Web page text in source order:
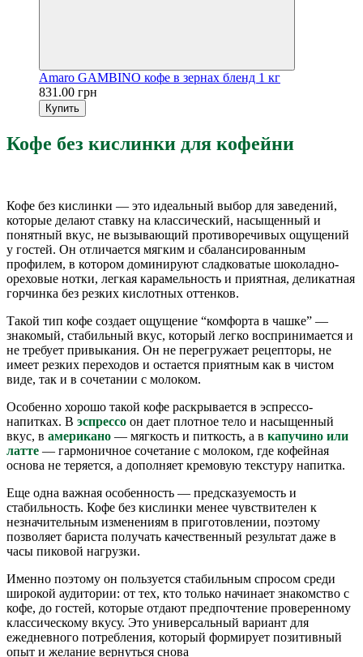
Amaro GAMBINO кофе в зернах бленд 1 кг
831.00 грн
Купить
Кофе без кислинки для кофейни
Кофе без кислинки — это идеальный выбор для заведений,
которые делают ставку на классический, насыщенный и
понятный вкус, не вызывающий противоречивых ощущений
у гостей. Он отличается мягким и сбалансированным
профилем, в котором доминируют сладковатые шоколадно-
ореховые нотки, легкая карамельность и приятная, деликатная
горчинка без резких кислотных оттенков.
Такой тип кофе создает ощущение “комфорта в чашке” —
знакомый, стабильный вкус, который легко воспринимается и
не требует привыкания. Он не перегружает рецепторы, не
имеет резких переходов и остается приятным как в чистом
виде, так и в сочетании с молоком.
Особенно хорошо такой кофе раскрывается в эспрессо-
напитках. В эспрессо он дает плотное тело и насыщенный
вкус, в американо — мягкость и питкость, а в капучино или
латте — гармоничное сочетание с молоком, где кофейная
основа не теряется, а дополняет кремовую текстуру напитка.
Еще одна важная особенность — предсказуемость и
стабильность. Кофе без кислинки менее чувствителен к
незначительным изменениям в приготовлении, поэтому
позволяет бариста получать качественный результат даже в
часы пиковой нагрузки.
Именно поэтому он пользуется стабильным спросом среди
широкой аудитории: от тех, кто только начинает знакомство с
кофе, до гостей, которые отдают предпочтение проверенному
классическому вкусу. Это универсальный вариант для
ежедневного потребления, который формирует позитивный
опыт и желание вернуться снова